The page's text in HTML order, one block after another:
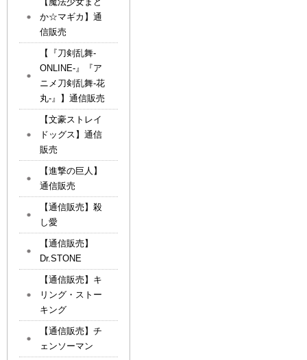
か☆マギカ】通
信販売
【『刀剣乱舞-
ONLINE-』『ア
ニメ刀剣乱舞-花
丸-』】通信販売
【文豪ストレイ
ドッグス】通信
販売
【進撃の巨人】
通信販売
【通信販売】殺
し愛
【通信販売】
Dr.STONE
【通信販売】キ
リング・ストー
キング
【通信販売】チ
ェンソーマン